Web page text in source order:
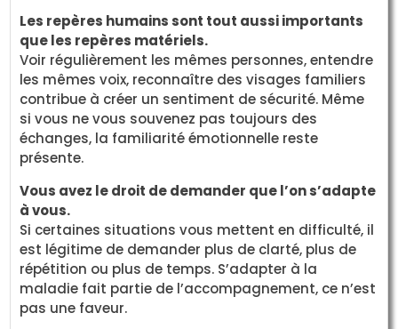
Les repères humains sont tout aussi importants
que les repères matériels.
Voir régulièrement les mêmes personnes, entendre
les mêmes voix, reconnaître des visages familiers
contribue à créer un sentiment de sécurité. Même
si vous ne vous souvenez pas toujours des
échanges, la familiarité émotionnelle reste
présente.
Vous avez le droit de demander que l’on s’adapte
à vous.
Si certaines situations vous mettent en difficulté, il
est légitime de demander plus de clarté, plus de
répétition ou plus de temps. S’adapter à la
maladie fait partie de l’accompagnement, ce n’est
pas une faveur.